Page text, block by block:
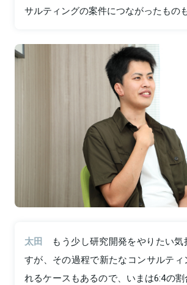
サルティングの案件につながったもの
太田
もう少し研究開発をやりたい
すが、その過程で新たなコンサルティ
れるケースもあるので、いまは6:4の